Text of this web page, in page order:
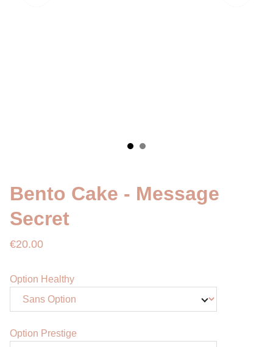
Bento Cake - Message
Secret
€20.00
Option Healthy
Option Prestige